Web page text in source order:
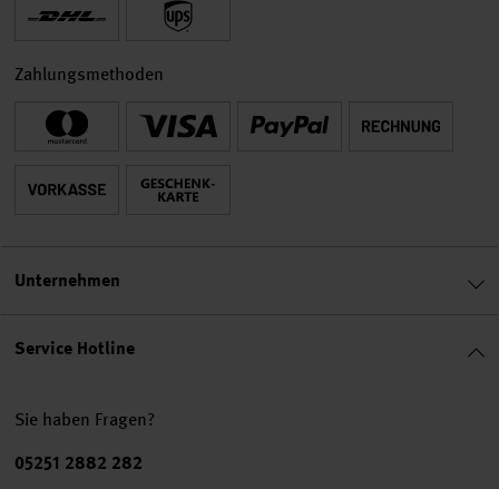
Service Hotline
Sie haben Fragen?
Telefonnummer
05251 2882 282
Zahlungsmethoden
Unternehmen